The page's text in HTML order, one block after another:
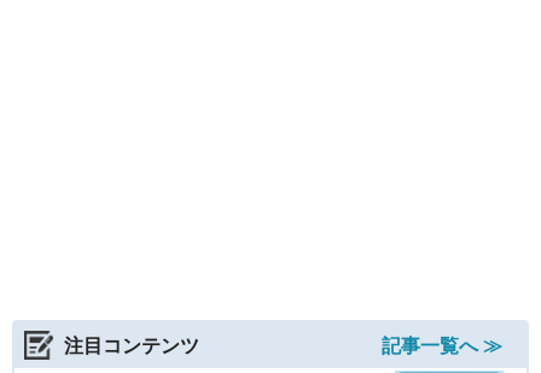
注目コンテンツ
記事一覧へ ≫